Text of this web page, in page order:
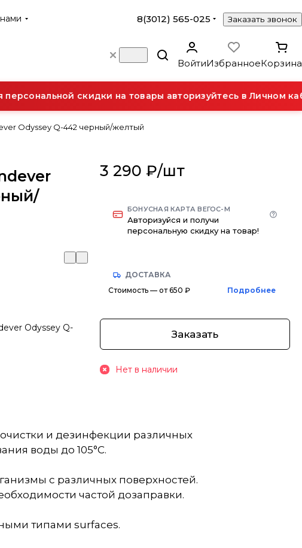
8(3012) 565-025 Заказать звонок
ВойтиИзбранноеКорзина
скидки на товары авторизуйтесь в Личном
Odyssey Q-442 черный/желтый
Odyssey Q-
3 290 ₽/шт
БОНУСНАЯ КАРТА ВЕГОС-М
Авторизуйся и получи
персональную скидку на товар!
ДОСТАВКА
Стоимость — от 650 ₽
Подробнее
Заказать
Нет в наличии
и дезинфекции различных
воды до 105°C.
с различных поверхностей.
частой дозаправки.
типами surfaces.